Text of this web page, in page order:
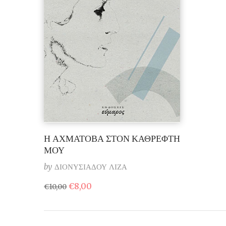
Η ΑΧΜΑΤΟΒΑ ΣΤΟΝ ΚΑΘΡΕΦΤΗ
ΜΟΥ
by ΔΙΟΝΥΣΙΑΔΟΥ ΛΙΖΑ
€10,00 Original
price
€10,00.
€8,00
είναι: